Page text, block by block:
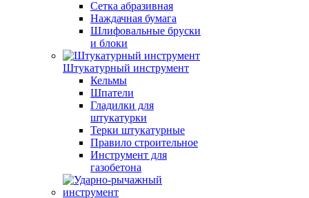
Сетка абразивная
Наждачная бумага
Шлифовальные бруски
и блоки
Штукатурный инструмент
Кельмы
Шпатели
Гладилки для
штукатурки
Терки штукатурные
Правило строительное
Инструмент для
газобетона